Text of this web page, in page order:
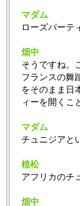
マダム
ローズパーテ
畑中
そうですね。
フランスの舞
をそのまま日
ィーを開くこ
マダム
チュニジアと
植松
アフリカのチ
畑中